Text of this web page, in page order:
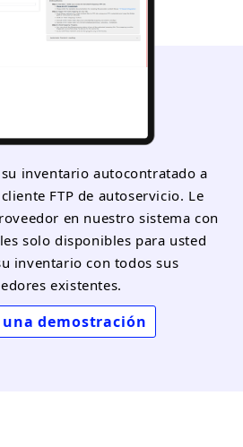
inventario autocontratado a
FTP de autoservicio. Le
en nuestro sistema con
solo disponibles para usted
inventario con todos sus
existentes.
una demostración